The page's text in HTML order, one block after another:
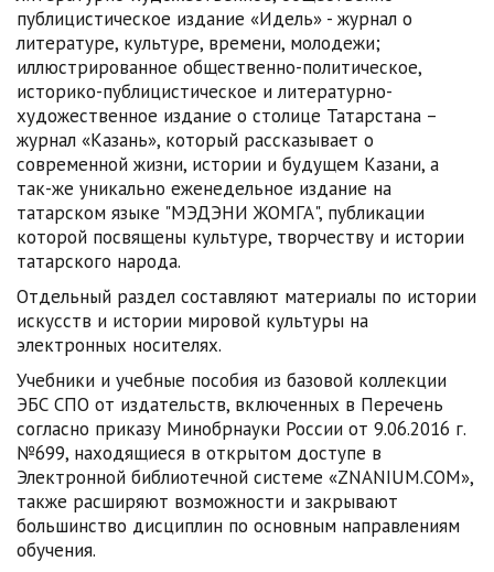
публицистическое издание «Идель» - журнал о
литературе, культуре, времени, молодежи;
иллюстрированное общественно-политическое,
историко-публицистическое и литературно-
художественное издание о столице Татарстана –
журнал «Казань», который рассказывает о
современной жизни, истории и будущем Казани, а
так-же уникально еженедельное издание на
татарском языке "МЭДЭНИ ЖОМГА", публикации
которой посвящены культуре, творчеству и истории
татарского народа.
Отдельный раздел составляют материалы по истории
искусств и истории мировой культуры на
электронных носителях.
Учебники и учебные пособия из базовой коллекции
ЭБС СПО от издательств, включенных в Перечень
согласно приказу Минобрнауки России от 9.06.2016 г.
№699, находящиеся в открытом доступе в
Электронной библиотечной системе «ZNANIUM.COM»,
также расширяют возможности и закрывают
большинство дисциплин по основным направлениям
обучения.